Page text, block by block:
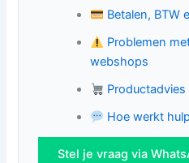
Betalen, BTW
Problemen
webshops
Hoe werkt
Stel je vraag via